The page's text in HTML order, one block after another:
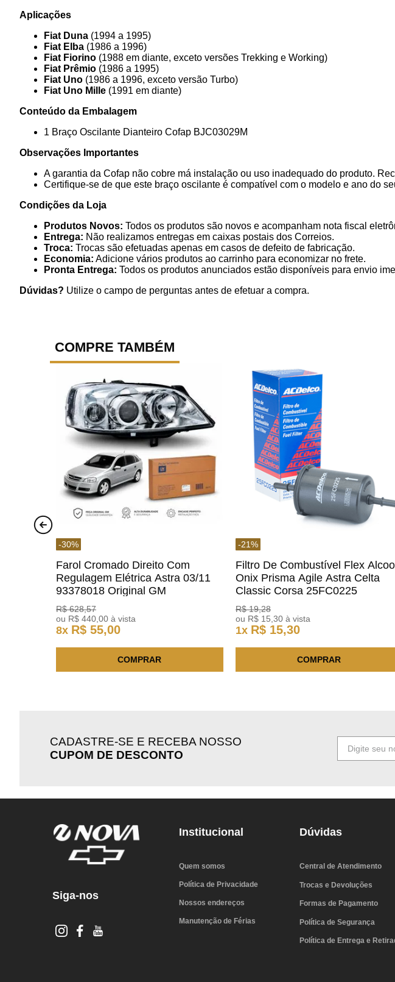
Aplicações
Fiat Duna (1994 a 1995)
Fiat Elba (1986 a 1996)
Fiat Fiorino (1988 em diante, exceto versões Trekking e Working)
Fiat Prêmio (1986 a 1995)
Fiat Uno (1986 a 1996, exceto versão Turbo)
Fiat Uno Mille (1991 em diante)
Conteúdo da Embalagem
1 Braço Oscilante Dianteiro Cofap BJC03029M
Observações Importantes
A garantia da Cofap não cobre má instalação ou uso inadequado do produto.
Certifique-se de que este braço oscilante é compatível com o modelo e ano do
Condições da Loja
Produtos Novos: Todos os produtos são novos e acompanham nota fiscal
Entrega: Não realizamos entregas em caixas postais dos Correios.
Troca: Trocas são efetuadas apenas em casos de defeito de fabricação.
Economia: Adicione vários produtos ao carrinho para economizar no frete.
Pronta Entrega: Todos os produtos anunciados estão disponíveis para envio
Dúvidas? Utilize o campo de perguntas antes de efetuar a compra.
COMPRE TAMBÉM
-30%
Farol Cromado Direito Com
Regulagem Elétrica Astra 03/11
93378018 Original GM
R$ 628,57
ou R$ 440 ,00 à vista
8x R$ 55,00
COMPRAR
-21%
Filtro De Combustível Flex
Onix Prisma Agile Astra Celta
Classic Corsa 25FC0225
ACDelco
R$ 19,28
ou R$ 15 ,30 à vista
1x R$ 15,30
COMPRAR
CADASTRE-SE E RECEBA NOSSO
CUPOM DE DESCONTO
Siga-nos
Institucional
Quem somos
Política de Privacidade
Nossos endereços
Manutenção de Férias
Dúvidas
Central de Atendimento
Trocas e Devoluções
Formas de Pagamento
Política de Segurança
Política de Entrega e